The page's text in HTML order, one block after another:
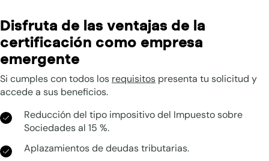
Disfruta de las ventajas de la
certificación como empresa
emergente
Si cumples con todos los requisitos presenta tu solicitud y
accede a sus beneficios.
Reducción del tipo impositivo del Impuesto sobre
Sociedades al 15 %.
Aplazamientos de deudas tributarias.